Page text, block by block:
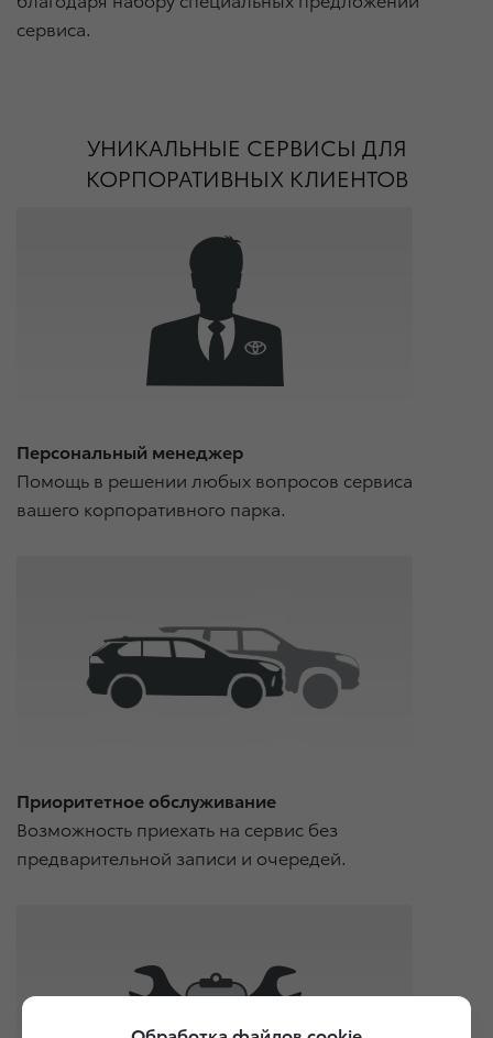
сервиса.
УНИКАЛЬНЫЕ СЕРВИСЫ ДЛЯ
КОРПОРАТИВНЫХ КЛИЕНТОВ
Персональный менеджер
Помощь в решении любых вопросов сервиса
вашего корпоративного парка.
Приоритетное обслуживание
Возможность приехать на сервис без
предварительной записи и очередей.